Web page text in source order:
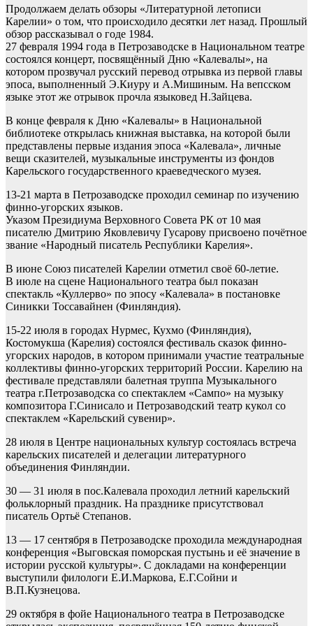
Продолжаем делать обзоры «Литературной летописи
Карелии» о том, что происходило десятки лет назад. Прошлый
обзор рассказывал о годе 1984.
27 февраля 1994 года в Петрозаводске в Национальном театре
состоялся концерт, посвящённый Дню «Калевалы», на
котором прозвучал русский перевод отрывка из первой главы
эпоса, выполненный Э.Киуру и А.Мишиным. На вепсском
языке этот же отрывок прочла языковед Н.Зайцева.
В конце февраля к Дню «Калевалы» в Национальной
библиотеке открылась книжная выставка, на которой были
представлены первые издания эпоса «Калевала», личные
вещи сказителей, музыкальные инструменты из фондов
Карельского государственного краеведческого музея.
13-21 марта в Петрозаводске проходил семинар по изучению
финно-угорских языков.
Указом Президиума Верховного Совета РК от 10 мая
писателю Дмитрию Яковлевичу Гусарову присвоено почётное
звание «Народный писатель Республики Карелия».
В июне Союз писателей Карелии отметил своё 60-летие.
В июле на сцене Национального театра был показан
спектакль «Куллерво» по эпосу «Калевала» в постановке
Синикки Тоссавайнен (Финляндия).
15-22 июля в городах Нурмес, Кухмо (Финляндия),
Костомукша (Карелия) состоялся фестиваль сказок финно-
угорских народов, в котором принимали участие театральные
коллективы финно-угорских территорий России. Карелию на
фестивале представляли балетная труппа Музыкального
театра г.Петрозаводска со спектаклем «Сампо» на музыку
композитора Г.Синисало и Петрозаводский театр кукол со
спектаклем «Карельский сувенир».
28 июля в Центре национальных культур состоялась встреча
карельских писателей и делегации литературного
объединения Финляндии.
30 — 31 июля в пос.Калевала проходил летний карельский
фольклорный праздник. На празднике присутствовал
писатель Ортьё Степанов.
13 — 17 сентября в Петрозаводске проходила международная
конференция «Выговская поморская пустынь и её значение в
истории русской культуры». С докладами на конференции
выступили филологи Е.И.Маркова, Е.Г.Сойни и
В.П.Кузнецова.
29 октября в фойе Национального театра в Петрозаводске